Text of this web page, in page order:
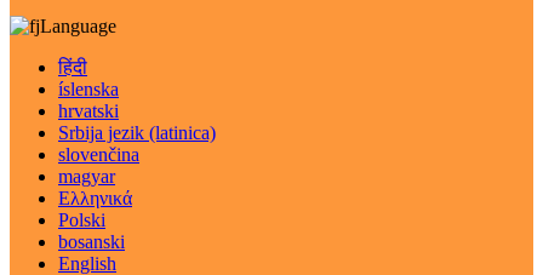
Language
हिंदी
íslenska
hrvatski
Srbija jezik (latinica)
slovenčina
magyar
Ελληνικά
Polski
bosanski
English